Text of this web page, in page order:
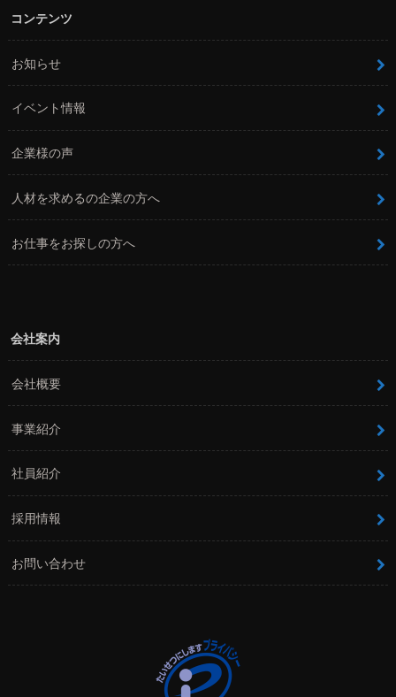
コンテンツ
お知らせ
イベント情報
企業様の声
人材を求めるの企業の方へ
お仕事をお探しの方へ
会社案内
会社概要
事業紹介
社員紹介
採用情報
お問い合わせ